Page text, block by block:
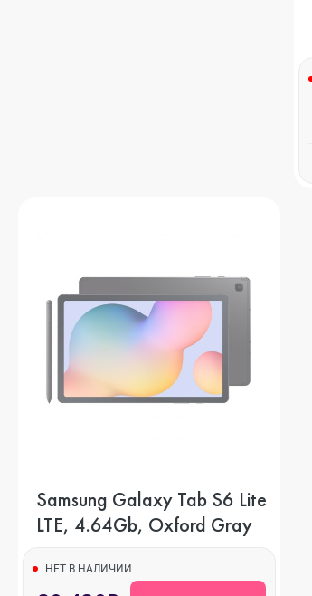
iPhone 12 mini
iPhone 11 Pro Max
iPhone 11Samsung Galaxy Tab S6 Lite
LTE, 4.64Gb, Oxford Gray
НЕТ В НАЛИЧИИ